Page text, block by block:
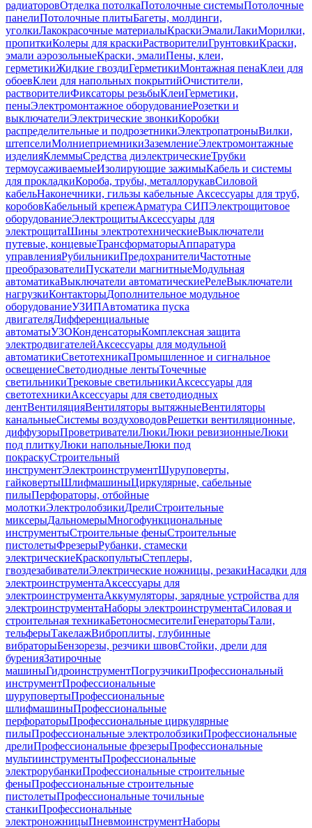
радиаторовОтделка потолкаПотолочные системыПотолочные
панелиПотолочные плитыБагеты, молдинги,
уголкиЛакокрасочные материалыКраскиЭмалиЛакиМорилки,
пропиткиКолеры для краскиРастворителиГрунтовкиКраски,
эмали аэрозольныеКраски, эмалиПены, клеи,
герметикиЖидкие гвоздиГерметикиМонтажная пенаКлеи для
обоевКлеи для напольных покрытийОчистители,
растворителиФиксаторы резьбыКлеиГерметики,
пеныЭлектромонтажное оборудованиеРозетки и
выключателиЭлектрические звонкиКоробки
распределительные и подрозетникиЭлектропатроныВилки,
штепселиМолниеприемникиЗаземлениеЭлектромонтажные
изделияКлеммыСредства диэлектрическиеТрубки
термоусаживаемыеИзолирующие зажимыКабель и системы
для прокладкиКороба, трубы, металлорукавСиловой
кабельНаконечники, гильзы кабельные Аксессуары для труб,
коробовКабельный крепежАрматура СИПЭлектрощитовое
оборудованиеЭлектрощитыАксессуары для
электрощитаШины электротехническиеВыключатели
путевые, концевыеТрансформаторыАппаратура
управленияРубильникиПредохранителиЧастотные
преобразователиПускатели магнитныеМодульная
автоматикаВыключатели автоматическиеРелеВыключатели
нагрузкиКонтакторыДополнительное модульное
оборудованиеУЗИПАвтоматика пуска
двигателяДифференциальные
автоматыУЗОКонденсаторыКомплексная защита
электродвигателейАксессуары для модульной
автоматикиСветотехникаПромышленное и сигнальное
освещениеСветодиодные лентыТочечные
светильникиТрековые светильникиАксессуары для
светотехникиАксессуары для светодиодных
лентВентиляцияВентиляторы вытяжныеВентиляторы
канальныеСистемы воздуховодовРешетки вентиляционные,
диффузорыПроветривателиЛюкиЛюки ревизионныеЛюки
под плиткуЛюки напольныеЛюки под
покраскуСтроительный
инструментЭлектроинструментШуруповерты,
гайковертыШлифмашиныЦиркулярные, сабельные
пилыПерфораторы, отбойные
молоткиЭлектролобзикиДрелиСтроительные
миксерыДальномерыМногофункциональные
инструментыСтроительные феныСтроительные
пистолетыФрезерыРубанки, стамески
электрическиеКраскопультыСтеплеры,
гвоздезабивателиЭлектрические ножницы, резакиНасадки для
электроинструментаАксессуары для
электроинструментаАккумуляторы, зарядные устройства для
электроинструментаНаборы электроинструментаСиловая и
строительная техникаБетоносмесителиГенераторыТали,
тельферыТакелажВиброплиты, глубинные
вибраторыБензорезы, резчики швовСтойки, дрели для
буренияЗатирочные
машиныГидроинструментПогрузчикиПрофессиональный
инструментПрофессиональные
шуруповертыПрофессиональные
шлифмашиныПрофессиональные
перфораторыПрофессиональные циркулярные
пилыПрофессиональные электролобзикиПрофессиональные
дрелиПрофессиональные фрезерыПрофессиональные
мультиинструментыПрофессиональные
электрорубанкиПрофессиональные строительные
феныПрофессиональные строительные
пистолетыПрофессиональные точильные
станкиПрофессиональные
электроножницыПневмоинструментНаборы